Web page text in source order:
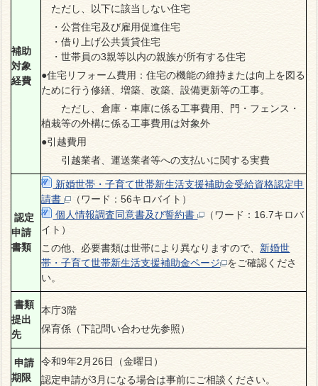
補助
対象
経費
ただし、以下に該当しない住宅
・公営住宅及び雇用促進住宅
・借り上げ公共賃貸住宅
・世帯員の3親等以内の親族が所有する住宅
●住宅リフォーム費用：住宅の機能の維持または向上を図る
ために行う修繕、増築、改築、設備更新等の工事。
ただし、倉庫・車庫に係る工事費用、門・フェンス・
植栽等の外構に係る工事費用は対象外
●引越費用
引越業者、運送業者等への支払いに関する実費
認定
申請
書類
新婚世帯・子育て世帯新生活支援補助金受給資格認定申
請書
（ワード：56キロバイト）
個人情報調査同意書及び誓約書
（ワード：16.7キロバ
イト）
この他、必要書類は世帯により異なりますので、 新婚世
帯・子育て世帯新生活支援補助金ページ
をご確認くださ
い。
書類
提出
先
本庁3階
保育係（下記問い合わせ先参照）
申請
期限
令和9年2月26日（金曜日）
認定申請が3月になる場合は事前にご相談ください。